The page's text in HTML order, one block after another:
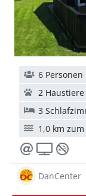
6 Personen
2 Haustiere
3
1,0 km
DanCenter